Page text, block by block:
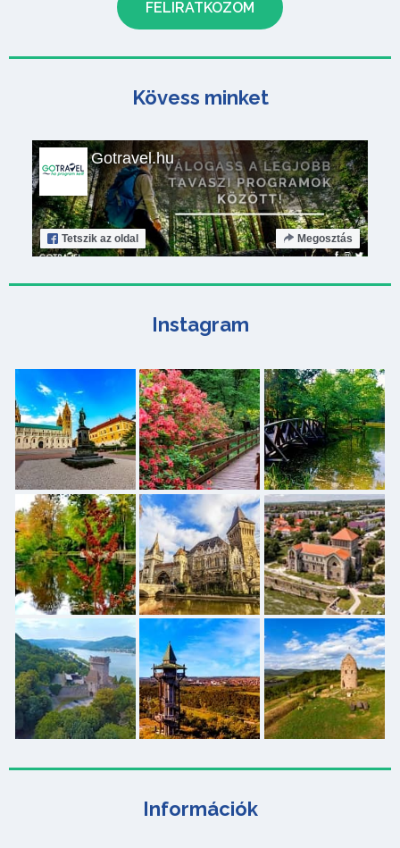
Információk
Kövess minket
Gotravel.hu
Tetszik az oldal Megosztás
Instagram